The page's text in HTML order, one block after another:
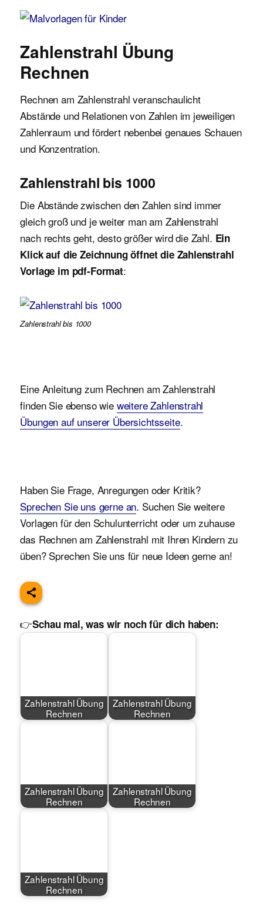
Malvorlagen für Kinder
Zahlenstrahl Übung
Rechnen
Rechnen am Zahlenstrahl veranschaulicht
Abstände und Relationen von Zahlen im jeweiligen
Zahlenraum und fördert nebenbei genaues Schauen
und Konzentration.
Zahlenstrahl bis 1000
Die Abstände zwischen den Zahlen sind immer
gleich groß und je weiter man am Zahlenstrahl
nach rechts geht, desto größer wird die Zahl. Ein
Klick auf die Zeichnung öffnet die Zahlenstrahl
Vorlage im pdf-Format:
Zahlenstrahl bis 1000
Eine Anleitung zum Rechnen am Zahlenstrahl
finden Sie ebenso wie weitere Zahlenstrahl
Übungen auf unserer Übersichtsseite.
Haben Sie Frage, Anregungen oder Kritik?
Sprechen Sie uns gerne an. Suchen Sie weitere
Vorlagen für den Schulunterricht oder um zuhause
das Rechnen am Zahlenstrahl mit Ihren Kindern zu
üben? Sprechen Sie uns für neue Ideen gerne an!
👉Schau mal, was wir noch für dich haben:
Zahlenstrahl Übung
Rechnen
Zahlenstrahl Übung
Rechnen
Zahlenstrahl Übung
Rechnen
Zahlenstrahl Übung
Rechnen
Zahlenstrahl Übung
Rechnen